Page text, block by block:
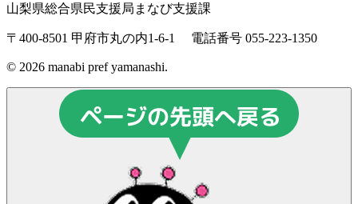
山梨県総合県民支援局まなび支援課
〒400-8501 甲府市丸の内1-6-1 電話番号 055-223-1350
© 2026 manabi pref yamanashi.